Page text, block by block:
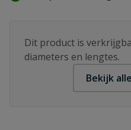
Dit product is
diameters en lengtes.
Bekijk